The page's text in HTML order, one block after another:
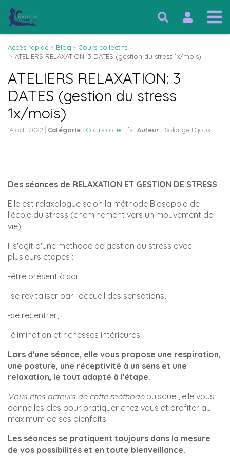
Accès rapide Blog
Cours collectifs
ATELIERS RELAXATION: 3 DATES (gestion du stress 1x/mois)
ATELIERS RELAXATION: 3
DATES (gestion du stress
1x/mois)
14 oct. 2022 Catégorie : Cours collectifs Auteur : Solange Dijoux
Des séances de RELAXATION ET GESTION DE STRESS
Elle est relaxologue selon la méthode Biosappia de
l'école du stress (cheminement vers un mouvement de
vie).
Il s'agit d'une méthode de gestion du stress avec
plusieurs étapes :
-être présent à soi,
-se revitaliser par l'accueil des sensations,
-se recentrer,
-élimination et richesses intérieures.
Lors d'une séance, elle vous propose une respiration,
une posture, une réceptivité à un sens et une
relaxation, le tout adapté à l'étape.
Vous êtes acteurs de cette méthode puisque , elle vous
donne les clés pour pratiquer chez vous et profiter au
maximum de ses bienfaits.
Les séances se pratiquent toujours dans la mesure
de vos possibilités et en toute bienveillance.